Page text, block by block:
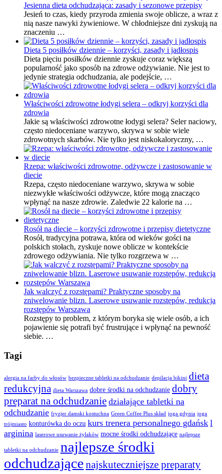
Jesienna dieta odchudzająca: zasady i sezonowe przepisy
Jesień to czas, kiedy przyroda zmienia swoje oblicze, a wraz z
nią nasze nawyki żywieniowe. W chłodniejsze dni zyskują na
znaczeniu …
Dieta 5 posiłków dziennie – korzyści, zasady i jadłospis
Dieta pięciu posiłków dziennie zyskuje coraz większą
popularność jako sposób na zdrowe odżywianie. Nie jest to
jedynie strategia odchudzania, ale podejście, …
Właściwości zdrowotne łodygi selera – odkryj korzyści dla
zdrowia
Jakie są właściwości zdrowotne łodygi selera? Seler naciowy,
często niedoceniane warzywo, skrywa w sobie wiele
zdrowotnych skarbów. Nie tylko jest niskokaloryczny, …
Rzepa: właściwości zdrowotne, odżywcze i zastosowanie w
diecie
Rzepa, często niedoceniane warzywo, skrywa w sobie
niezwykłe właściwości odżywcze, które mogą znacząco
wpłynąć na nasze zdrowie. Zaledwie 22 kalorie na …
Rosół na diecie – korzyści zdrowotne i przepisy dietetyczne
Rosół, tradycyjna potrawa, która od wieków gości na
polskich stołach, zyskuje nowe oblicze w kontekście
zdrowego odżywiania. Nie tylko rozgrzewa w …
Jak walczyć z rozstępami? Praktyczne sposoby na
zniwelowanie blizn. Laserowe usuwanie rozstępów, redukcja
rozstępów Warszawa
Rozstępy to problem, z którym boryka się wiele osób, a ich
pojawienie się potrafi być frustrujące i wpłynąć na pewność
siebie. …
Tagi
alergia na farby do włosów bezpieczne tabletki na odchudzanie depilacja bikini dieta
redukcyjna dieta Warszawa dobre środki na odchudzanie dobry
preparat na odchudzanie działające tabletki na
odchudzanie fryzjer damski kostuchna Green Coffee Plus skład joga gdynia joga
trójmiasto konturówka do oczu kurs trenera personalnego gdańsk l
arginina laserowe usuwanie żylaków mocne środki odchudzające najlepsze
tabletki na odchudzanie najlepsze środki
odchudzające najskuteczniejsze preparaty